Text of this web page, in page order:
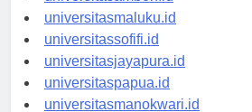
universitasambon.id
universitasmaluku.id
universitassofifi.id
universitasjayapura.id
universitaspapua.id